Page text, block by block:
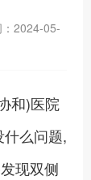
2024-05-
和)医院
么问题,
现双侧